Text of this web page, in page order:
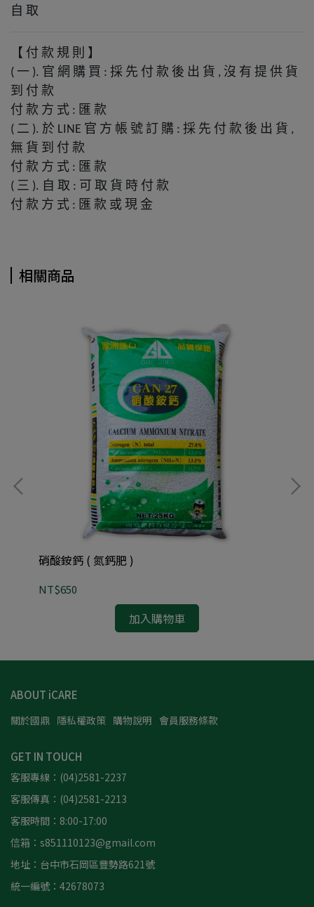
自 取
【 付 款 規 則 】
( 一 ). 官 網 購 買 : 採 先 付 款 後 出 貨 , 沒 有 提 供 貨
到 付 款
付 款 方 式 : 匯 款
( 二 ). 於 LINE 官 方 帳 號 訂 購 : 採 先 付 款 後 出 貨 ,
無 貨 到 付 款
付 款 方 式 : 匯 款
( 三 ). 自 取 : 可 取 貨 時 付 款
付 款 方 式 : 匯 款 或 現 金
相關商品
硝酸銨鈣 ( 氮鈣肥 )
NT$650
加入購物車
ABOUT iCARE
關於國鼎 隱私權政策 購物說明 會員服務條款
GET IN TOUCH
客服專線：(04)2581-2237
客服傳真：(04)2581-2213
客服時間：8:00-17:00
信箱：s851110123@gmail.com
地址：台中市石岡區豐勢路621號
統一編號：42678073